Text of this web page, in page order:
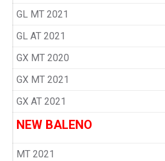
GL MT 2021
GL AT 2021
GX MT 2020
GX MT 2021
GX AT 2021
NEW BALENO
MT 2021